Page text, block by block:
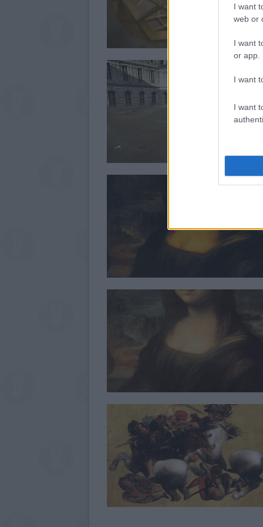
I want
web or
I want
or app.
I want
I want